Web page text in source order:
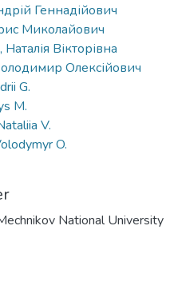
Геннадійович
Миколайович
Вікторівна
Олексійович
G.
M.
V.
O.
National University